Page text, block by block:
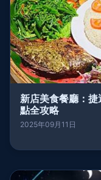
新店美食餐廳：
點全攻略
2025年09月11日